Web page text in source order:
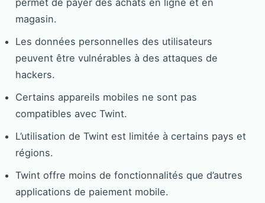
permet de payer des achats en ligne et en
magasin.
Les données personnelles des utilisateurs
peuvent être vulnérables à des attaques de
hackers.
Certains appareils mobiles ne sont pas
compatibles avec Twint.
L’utilisation de Twint est limitée à certains pays et
régions.
Twint offre moins de fonctionnalités que d’autres
applications de paiement mobile.